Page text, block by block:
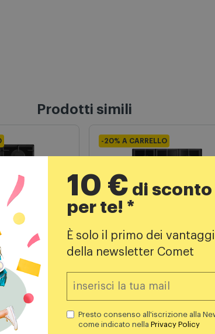
a gas
€
299,00 €
-20% A CARRELLO
Piani cottura a gas
Aeg Piano cottura gas
Hkb75451nb nero
611,99€
PREZZO CONSIGLIATO749,99
10 € di
per te! *
È solo il primo dei
della newsletter Comet
Presto consenso all'iscrizione alla
come indicato nella Privacy Policy